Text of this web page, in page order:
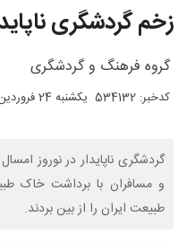
زخم گردشگری
گروه فرهنگ و گردشگری
کدخبر: 534132 یکشنبه 24 فروردین 1404
گردشگری ناپایدار در نوروز
و مسافران با برداشت خاک
طبیعت ایران را از بین بردند.